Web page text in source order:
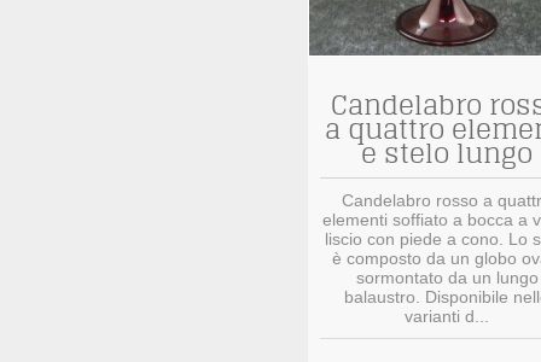
Candelabro
a quattro
e stelo lungo
Candelabro rosso a
elementi soffiato a bocca a
liscio con piede a cono. Lo
è composto da un globo
sormontato da un lungo
balaustro. Disponibile
varianti d...